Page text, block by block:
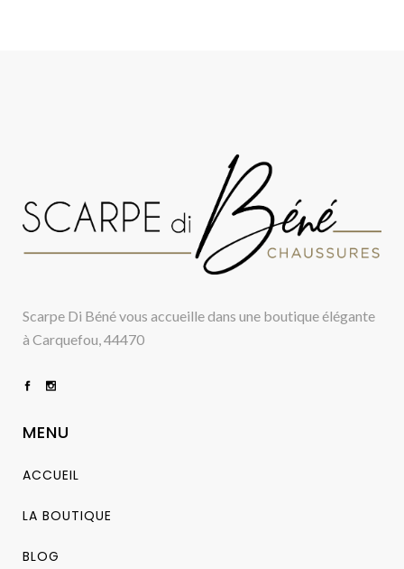
Scarpe Di Béné vous accueille dans une boutique élégante
à Carquefou, 44470
MENU
ACCUEIL
LA BOUTIQUE
BLOG